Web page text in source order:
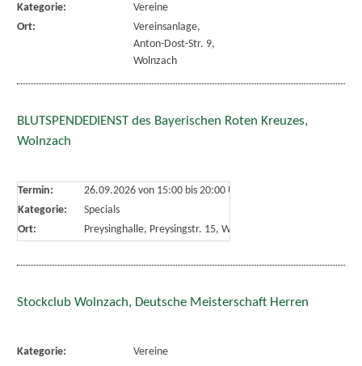
Kategorie:
Vereine
Ort:
Vereinsanlage,
Anton-Dost-Str. 9,
Wolnzach
BLUTSPENDEDIENST des Bayerischen Roten Kreuzes,
Wolnzach
Termin: 26.09.2026 von 15:00bis 20:00 Uhr
Kategorie:
Specials
Ort:
Preysinghalle, Preysingstr. 15, Wolnzach
Stockclub Wolnzach, Deutsche Meisterschaft Herren
Kategorie:
Vereine